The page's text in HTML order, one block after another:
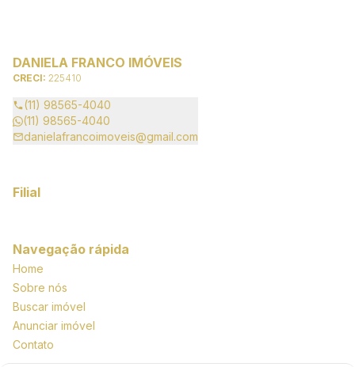
DANIELA FRANCO IMÓVEIS
CRECI: 225410
(11) 98565-4040
(11) 98565-4040
danielafrancoimoveis@gmail.com
Filial
Navegação rápida
Home
Sobre nós
Buscar imóvel
Anunciar imóvel
Contato